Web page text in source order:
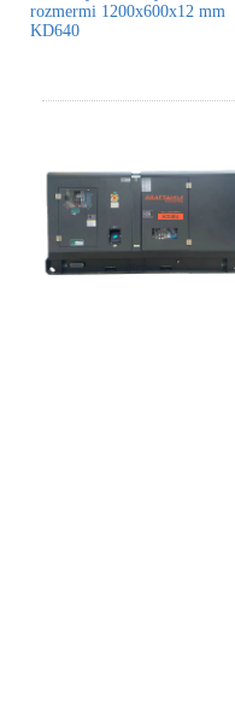
rozmermi 1200x600x12 mm
KD640